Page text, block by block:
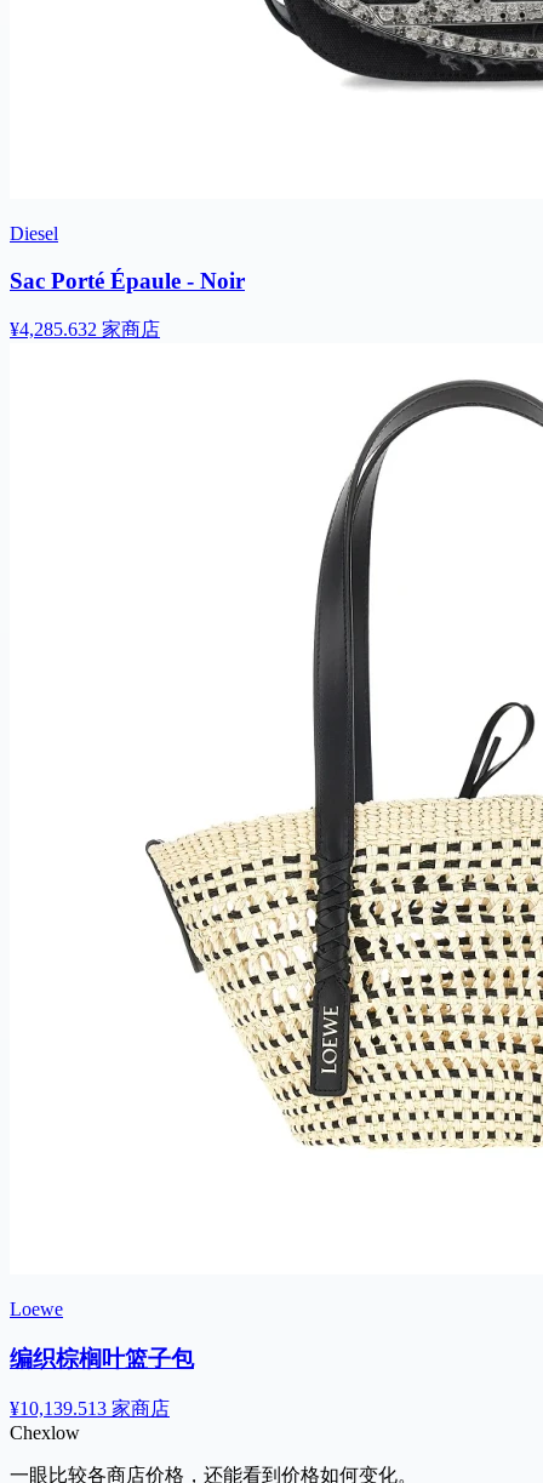
Diesel
Sac Porté Épaule - Noir
¥4,285.632 家商店
Loewe
编织棕榈叶篮子包
¥10,139.513 家商店
Chexlow
一眼比较各商店价格，还能看到价格如何变化。